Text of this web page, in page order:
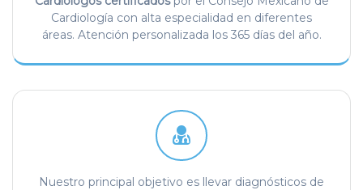
Cardiología con alta especialidad en diferentes
áreas. Atención personalizada los 365 días del año.
Nuestro principal objetivo es llevar diagnósticos de